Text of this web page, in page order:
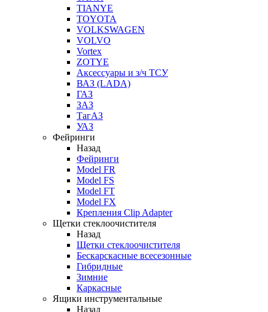
TIANYE
TOYOTA
VOLKSWAGEN
VOLVO
Vortex
ZOTYE
Аксессуары и з/ч ТСУ
ВАЗ (LADA)
ГАЗ
ЗАЗ
ТагАЗ
УАЗ
Фейринги
Назад
Фейринги
Model FR
Model FS
Model FT
Model FX
Крепления Clip Adapter
Щетки стеклоочистителя
Назад
Щетки стеклоочистителя
Бескарскасные всесезонные
Гибридные
Зимние
Каркасные
Ящики инструментальные
Назад